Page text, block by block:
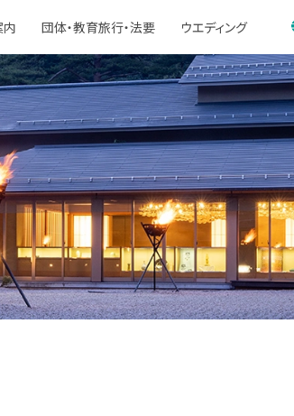
団体・教育旅行・法要 ウエディング